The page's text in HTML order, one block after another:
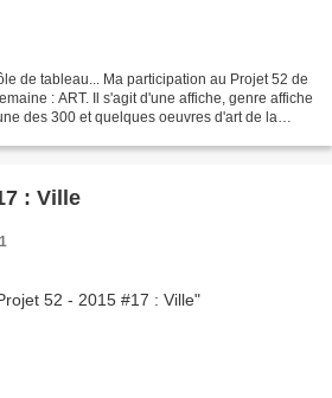
de tableau... Ma participation au Projet 52 de
: ART. Il s'agit d'une affiche, genre affiche
des 300 et quelques oeuvres d'art de la
: Ville